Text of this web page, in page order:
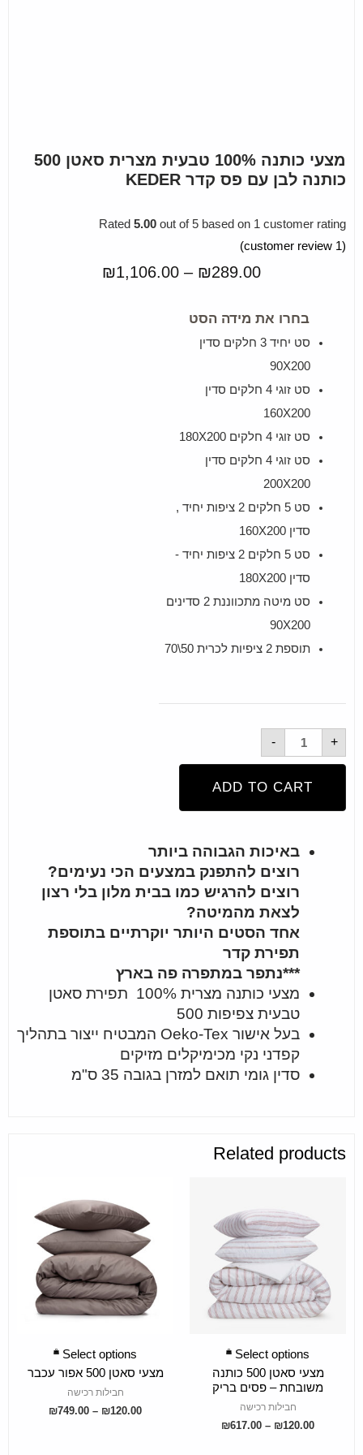
מצעי כותנה 100% טבעית מצרית סאטן 500
כותנה לבן עם פס קדר KEDER
Rated 5.00 out of 5 based on 1 customer rating
(
1
₪289.00
–
₪1,106.00
בחרו את מידה הסט
סט יחיד 3 חלקים סדין
90X200
סט זוגי 4 חלקים סדין
160X200
סט זוגי 4 חלקים 180X200
סט זוגי 4 חלקים סדין
200X200
סט 5 חלקים 2 ציפות יחיד ,
סדין 160X200
סט 5 חלקים 2 ציפות יחיד -
סדין 180X200
סט מיטה מתכווננת 2 סדינים
90X200
תוספת 2 ציפיות לכרית 50\70
- +
ADD TO CART
באיכות הגבוהה ביותר
רוצים להתפנק במצעים הכי נעימים?
רוצים להרגיש כמו בבית מלון בלי רצון
לצאת מהמיטה?
אחד הסטים היותר יוקרתיים בתוספת
תפירת קדר
***נתפר במתפרה פה בארץ
מצעי כותנה מצרית 100% תפירת סאטן
טבעית צפיפות 500
בעל אישור Oeko-Tex המבטיח ייצור בתהליך
קפדני נקי מכימיקלים מזיקים
סדין גומי תואם למזרן בגובה 35 ס"מ
Related products
Select options
מצעי סאטן 500 כותנה
משובחת – פסים בריק
חבילות רכישה
₪120.00
–
₪617.00
Select options
מצעי סאטן 500 אפור עכבר
חבילות רכישה
₪120.00
–
₪749.00